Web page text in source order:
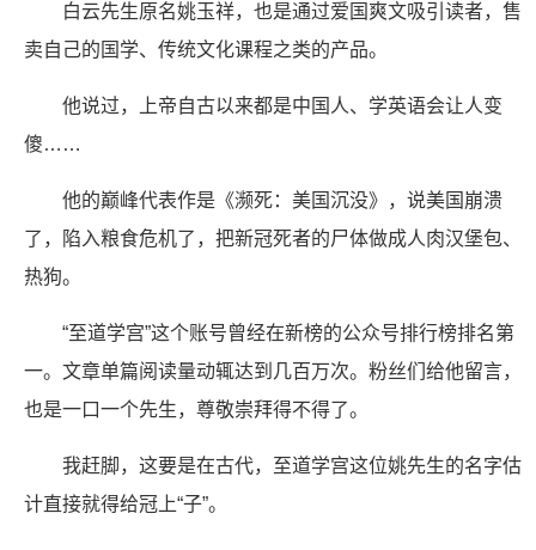
白云先生原名姚玉祥，也是通过爱国爽文吸引读者，售
卖自己的国学、传统文化课程之类的产品。
他说过，上帝自古以来都是中国人、学英语会让人变
傻……
他的巅峰代表作是《濒死：美国沉没》，说美国崩溃
了，陷入粮食危机了，把新冠死者的尸体做成人肉汉堡包、
热狗。
“至道学宫”这个账号曾经在新榜的公众号排行榜排名第
一。文章单篇阅读量动辄达到几百万次。粉丝们给他留言，
也是一口一个先生，尊敬崇拜得不得了。
我赶脚，这要是在古代，至道学宫这位姚先生的名字估
计直接就得给冠上“子”。